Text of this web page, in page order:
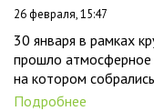
26 февраля, 15:47
30 января в рамках
прошло атмосферное
на котором
Подробнее